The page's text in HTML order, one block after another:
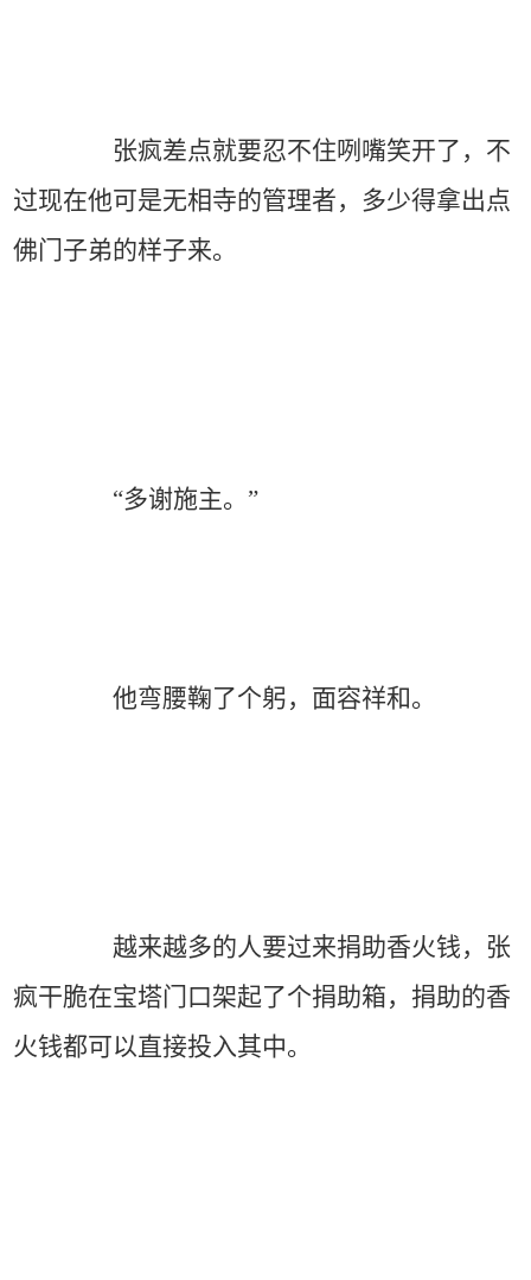
张疯差点就要忍不住咧嘴笑开了，不
过现在他可是无相寺的管理者，多少得拿出点
佛门子弟的样子来。
“多谢施主。”
他弯腰鞠了个躬，面容祥和。
越来越多的人要过来捐助香火钱，张
疯干脆在宝塔门口架起了个捐助箱，捐助的香
火钱都可以直接投入其中。